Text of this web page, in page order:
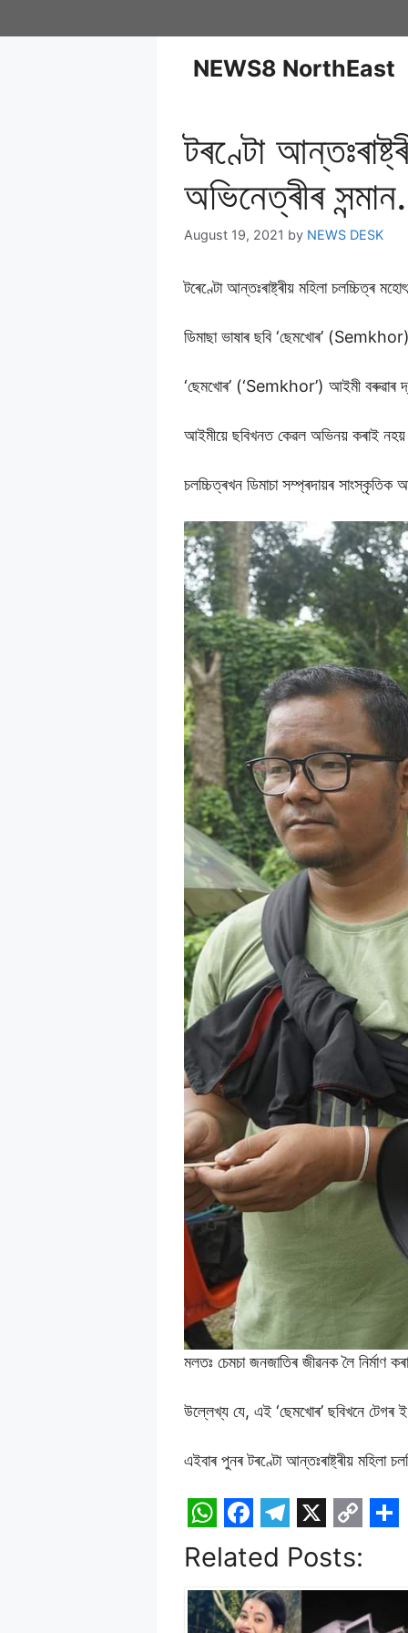
NEWS8 NorthEast
টৰণ্টো
অভিনেত্ৰীৰ
August 19, 2021 by NEWS DESK
টৰেণ্টো আন্তঃৰাষ্ট্ৰীয় মহিলা চলচ্চিত্ৰ
ডিমাছা ভাষাৰ ছবি ‘ছেমখোৰ’
‘ছেমখোৰ’ (‘Semkhor’) আইমী বৰুৱাৰ
আইমীয়ে ছবিখনত কেৱল অভিনয় কৰাই নহয়
চলচ্চিত্ৰখন ডিমাচা সম্প্ৰদায়ৰ
মলতঃ চেমচা জনজাতিৰ জীৱনক লৈ নিৰ্মাণ
উল্লেখ্য যে, এই ‘ছেমখোৰ’ ছবিখনে টেগৰ
এইবাৰ পুনৰ টৰণ্টো আন্তঃৰাষ্ট্ৰীয় মহিলা
W
h
a
F
a
c
T
e
l
X
C
o
p a
Related Posts: